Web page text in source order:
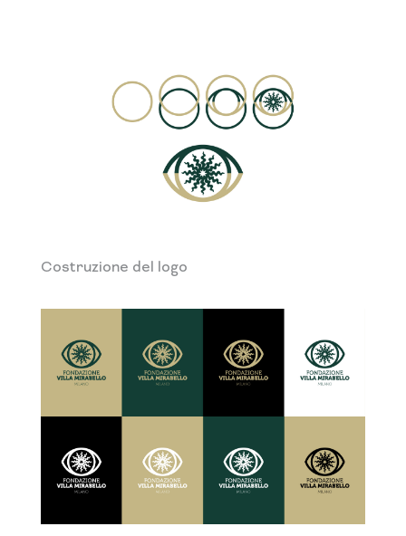
Costruzione del logo